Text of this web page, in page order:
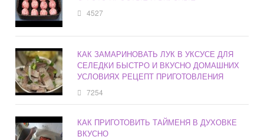
4527
КАК ЗАМАРИНОВАТЬ ЛУК В УКСУСЕ ДЛЯ
СЕЛЕДКИ БЫСТРО И ВКУСНО ДОМАШНИХ
УСЛОВИЯХ РЕЦЕПТ ПРИГОТОВЛЕНИЯ
7254
КАК ПРИГОТОВИТЬ ТАЙМЕНЯ В ДУХОВКЕ
ВКУСНО